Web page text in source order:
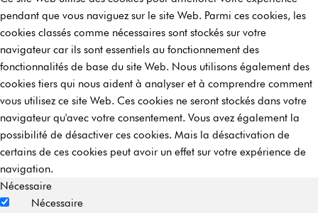
pendant que vous naviguez sur le site Web. Parmi ces cookies, les
cookies classés comme nécessaires sont stockés sur votre
navigateur car ils sont essentiels au fonctionnement des
fonctionnalités de base du site Web. Nous utilisons également des
cookies tiers qui nous aident à analyser et à comprendre comment
vous utilisez ce site Web. Ces cookies ne seront stockés dans votre
navigateur qu'avec votre consentement. Vous avez également la
possibilité de désactiver ces cookies. Mais la désactivation de
certains de ces cookies peut avoir un effet sur votre expérience de
navigation.
Nécessaire
Nécessaire